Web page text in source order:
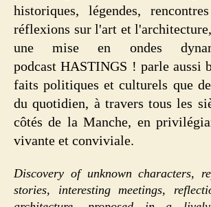
historiques, légendes,
réflexions sur l'art et l'architecture,
une mise en ondes
podcast HASTINGS ! parle aussi
faits politiques et culturels que
du quotidien, à travers tous les
côtés de la Manche, en
vivante et conviviale.
Discovery of unknown characters,
stories, interesting meetings,